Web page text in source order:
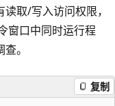
取/写入访问权限，
窗口中同时运行程
。
复制